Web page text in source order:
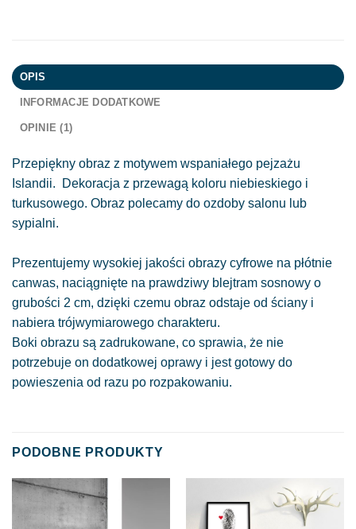
OPIS
INFORMACJE DODATKOWE
OPINIE (1)
Przepiękny obraz z motywem wspaniałego pejzażu
Islandii. Dekoracja z przewagą koloru niebieskiego i
turkusowego. Obraz polecamy do ozdoby salonu lub
sypialni.
Prezentujemy wysokiej jakości obrazy cyfrowe na płótnie
canwas, naciągnięte na prawdziwy blejtram sosnowy o
grubości 2 cm, dzięki czemu obraz odstaje od ściany i
nabiera trójwymiarowego charakteru.
Boki obrazu są zadrukowane, co sprawia, że nie
potrzebuje on dodatkowej oprawy i jest gotowy do
powieszenia od razu po rozpakowaniu.
PODOBNE PRODUKTY